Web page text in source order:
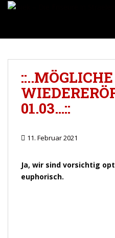
Direkt
wechseln
p
::..MÖGLICHE
01.03…::
11. Februar 2021
Ja, wir sind vorsichtig
euphorisch.